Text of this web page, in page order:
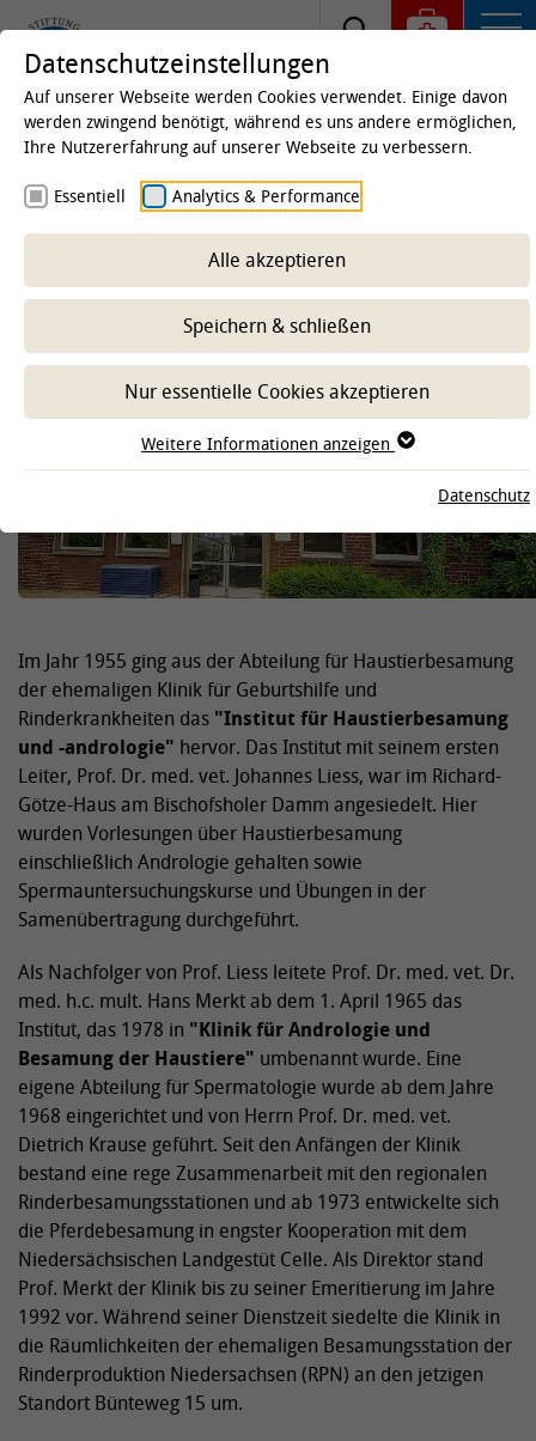
Reproduktionsmedizinische Einheit der Kliniken
Die Reproduktionsmedizinische Einheit
Geschichte der Einrichtung
-- Unterbereich wählen --
Im Jahr 1955 ging aus der Abteilung für Haustierbesamung
der ehemaligen Klinik für Geburtshilfe und
Rinderkrankheiten das "Institut für Haustierbesamung
und -andrologie" hervor. Das Institut mit seinem ersten
Leiter, Prof. Dr. med. vet. Johannes Liess, war im Richard-
Götze-Haus am Bischofsholer Damm angesiedelt. Hier
wurden Vorlesungen über Haustierbesamung
einschließlich Andrologie gehalten sowie
Spermauntersuchungskurse und Übungen in der
Samenübertragung durchgeführt.
Als Nachfolger von Prof. Liess leitete Prof. Dr. med. vet. Dr.
med. h.c. mult. Hans Merkt ab dem 1. April 1965 das
Institut, das 1978 in "Klinik für Andrologie und
Besamung der Haustiere" umbenannt wurde. Eine
eigene Abteilung für Spermatologie wurde ab dem Jahre
1968 eingerichtet und von Herrn Prof. Dr. med. vet.
Dietrich Krause geführt. Seit den Anfängen der Klinik
bestand eine rege Zusammenarbeit mit den regionalen
Rinderbesamungsstationen und ab 1973 entwickelte sich
die Pferdebesamung in engster Kooperation mit dem
Niedersächsischen Landgestüt Celle. Als Direktor stand
Prof. Merkt der Klinik bis zu seiner Emeritierung im Jahre
1992 vor. Während seiner Dienstzeit siedelte die Klinik in
die Räumlichkeiten der ehemaligen Besamungsstation der
Rinderproduktion Niedersachsen (RPN) an den jetzigen
Standort Bünteweg 15 um.
Datenschutzeinstellungen
Auf unserer Webseite werden Cookies verwendet. Einige davon
werden zwingend benötigt, während es uns andere ermöglichen,
Ihre Nutzererfahrung auf unserer Webseite zu verbessern.
Essentiell Analytics & Performance
Alle akzeptieren
Speichern & schließen
Nur essentielle Cookies akzeptieren
Weitere Informationen anzeigen
Datenschutz